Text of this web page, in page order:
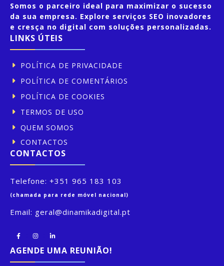
Somos o parceiro ideal para maximizar o sucesso
da sua empresa. Explore serviços SEO inovadores
e cresça no digital com soluções personalizadas.
LINKS ÚTEIS
POLÍTICA DE PRIVACIDADE
POLÍTICA DE COMENTÁRIOS
POLÍTICA DE COOKIES
TERMOS DE USO
QUEM SOMOS
CONTACTOS
CONTACTOS
Telefone: +351 965 183 103
(chamada para rede móvel nacional)
Email: geral@dinamikadigital.pt
AGENDE UMA REUNIÃO!